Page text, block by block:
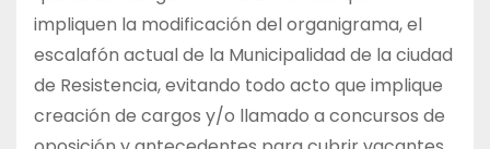
impliquen la modificación del organigrama, el
escalafón actual de la Municipalidad de la ciudad
de Resistencia, evitando todo acto que implique
creación de cargos y/o llamado a concursos de